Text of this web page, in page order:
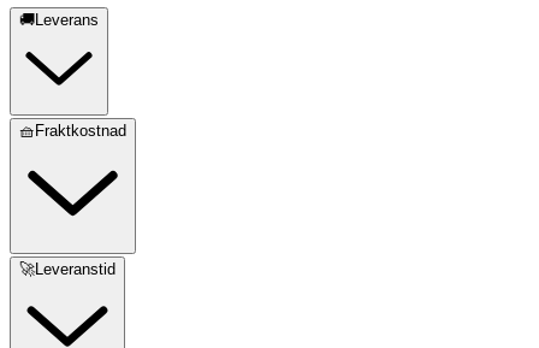
🚚Leverans
🧺Fraktkostnad
🚀Leveranstid